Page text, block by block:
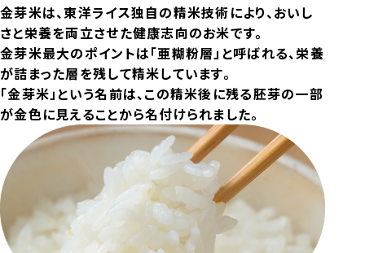
金芽米は、東洋ライス独自の精米技術により、おいし
さと栄養を両立させた健康志向のお米です。
金芽米最大のポイントは「亜糊粉層」と呼ばれる、栄養
が詰まった層を残して精米しています。
「金芽米」という名前は、この精米後に残る胚芽の一部
が金色に見えることから名付けられました。